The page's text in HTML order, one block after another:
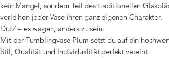
kein Mangel, sondern Teil des traditionellen
verleihen jeder Vase ihren ganz eigenen Charakter.
DutZ – es wagen, anders zu sein.
Mit der Tumblingvase Plum setzt du auf ein
Stil, Qualität und Individualität perfekt vereint.